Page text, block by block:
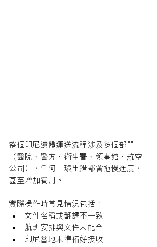
整個印尼遺體運送流程涉及多個部門
（醫院、警方、衛生署、領事館、航空
公司），任何一環出錯都會拖慢進度，
甚至增加費用。
實際操作時常見情況包括：
文件名稱或翻譯不一致
航班安排與文件未配合
印尼當地未準備好接收